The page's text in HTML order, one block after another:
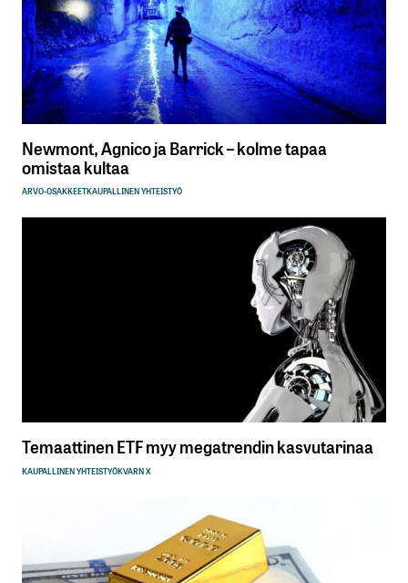
Newmont, Agnico ja Barrick – kolme tapaa
omistaa kultaa
ARVO-OSAKKEETKAUPALLINEN YHTEISTYÖ
Temaattinen ETF myy megatrendin kasvutarinaa
KAUPALLINEN YHTEISTYÖKVARN X